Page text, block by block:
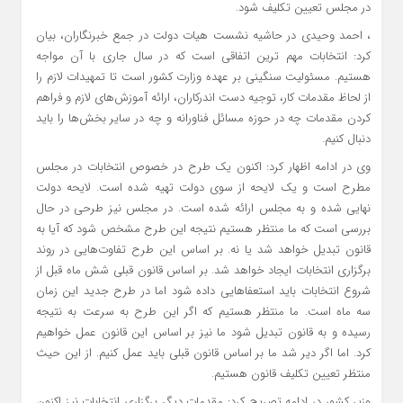
در مجلس تعیین تکلیف شود.
، احمد وحیدی در حاشیه نشست هیات دولت در جمع خبرنگاران، بیان
کرد: انتخابات مهم ترین اتفاقی است که در سال جاری با آن مواجه
هستیم. مسئولیت سنگینی بر عهده وزارت کشور است تا تمهیدات لازم را
از لحاظ مقدمات کار، توجیه دست اندرکاران، ارائه آموزش‌های لازم و فراهم
کردن مقدمات چه در حوزه مسائل فناورانه و چه در سایر بخش‌ها را باید
دنبال کنیم.
وی در ادامه اظهار کرد: اکنون یک طرح در خصوص انتخابات در مجلس
مطرح است و یک لایحه از سوی دولت تهیه شده است. لایحه دولت
نهایی شده و به مجلس ارائه شده است. در مجلس نیز طرحی در حال
بررسی است که ما منتظر هستیم نتیجه این طرح مشخص شود که آیا به
قانون تبدیل خواهد شد یا نه. بر اساس این طرح تفاوت‌هایی در روند
برگزاری انتخابات ایجاد خواهد شد. بر اساس قانون قبلی شش ماه قبل از
شروع انتخابات باید استعفاهایی داده شود اما در طرح جدید این زمان
سه ماه است. ما منتظر هستیم که اگر این طرح به سرعت به نتیجه
رسیده و به قانون تبدیل شود ما نیز بر اساس این قانون عمل خواهیم
کرد. اما اگر دیر شد ما بر اساس قانون قبلی باید عمل کنیم. از این حیث
منتظر تعیین تکلیف قانون هستیم.